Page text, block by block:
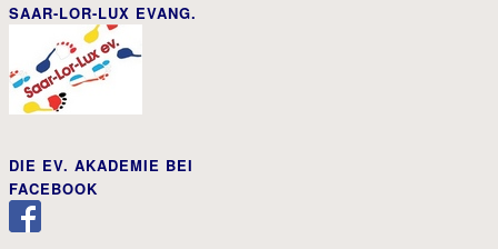
SAAR-LOR-LUX EVANG.
DIE EV. AKADEMIE BEI
FACEBOOK